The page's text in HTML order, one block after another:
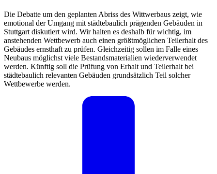
Die Debatte um den geplanten Abriss des Wittwerbaus zeigt, wie
emotional der Umgang mit städtebaulich prägenden Gebäuden in
Stuttgart diskutiert wird. Wir halten es deshalb für wichtig, im
anstehenden Wettbewerb auch einen größtmöglichen Teilerhalt des
Gebäudes ernsthaft zu prüfen. Gleichzeitig sollen im Falle eines
Neubaus möglichst viele Bestandsmaterialien wiederverwendet
werden. Künftig soll die Prüfung von Erhalt und Teilerhalt bei
städtebaulich relevanten Gebäuden grundsätzlich Teil solcher
Wettbewerbe werden.